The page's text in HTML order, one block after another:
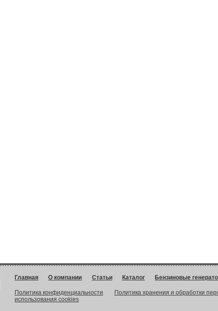
Главная О компании Статьи Каталог Бензиновые
Политика конфиденциальности
Политика хранения и обработки
использования cookies